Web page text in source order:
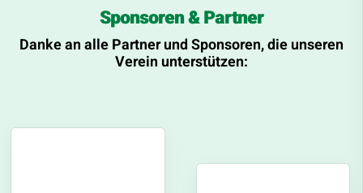
Sponsoren & Partner
Danke an alle Partner und Sponsoren, die unseren
Verein unterstützen: